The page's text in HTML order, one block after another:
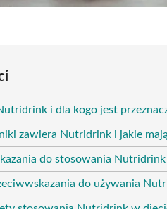
i dla kogo jest
zawiera Nutridrink i jakie
do stosowania
do używania